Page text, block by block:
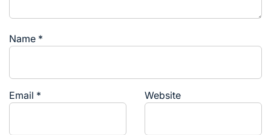
Name *
Email * Website